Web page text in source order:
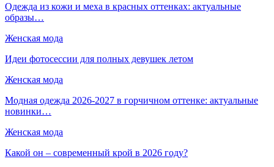
Одежда из кожи и меха в красных оттенках: актуальные
образы…
Женская мода
Идеи фотосессии для полных девушек летом
Женская мода
Модная одежда 2026-2027 в горчичном оттенке: актуальные
новинки…
Женская мода
Какой он – современный крой в 2026 году?